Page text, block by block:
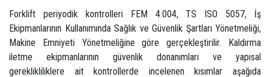
Forklift periyodik kontrolleri FEM 4.004, TS ISO 5057, İş
Ekipmanlarının Kullanımında Sağlık ve Güvenlik Şartları Yönetmeliği,
Makine Emniyeti Yönetmeliğine göre gerçekleştirilir. Kaldırma
iletme ekipmanlarının güvenlik donanımları ve yapısal
gereklikliliklere ait kontrollerde incelenen kısımlar aşağıda